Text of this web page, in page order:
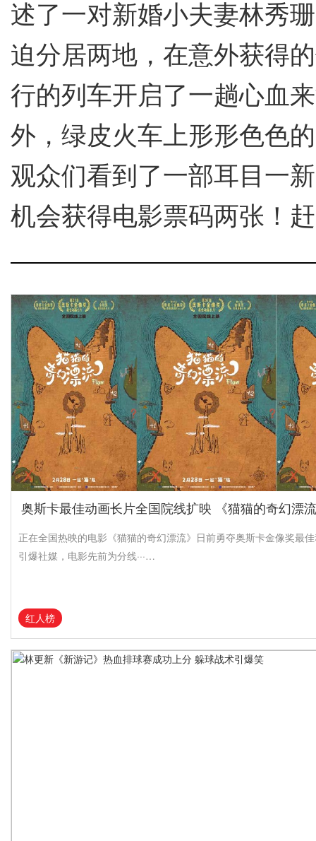
述了一对新婚小夫妻林秀
迫分居两地，在意外获得
行的列车开启了一趟心血
外，绿皮火车上形形色色
观众们看到了一部耳目一
机会获得电影票码两张！
奥斯卡最佳动画长片全国院线扩映 《猫猫的奇幻漂
正在全国热映的电影《猫猫的奇幻漂流》日前勇夺奥斯卡金像奖最
引爆社媒，电影先前为分线···…
红人榜